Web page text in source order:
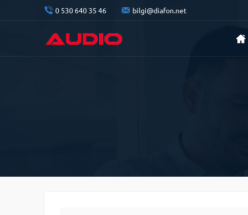
0 530 640 35 46 bilgi@diafon.net